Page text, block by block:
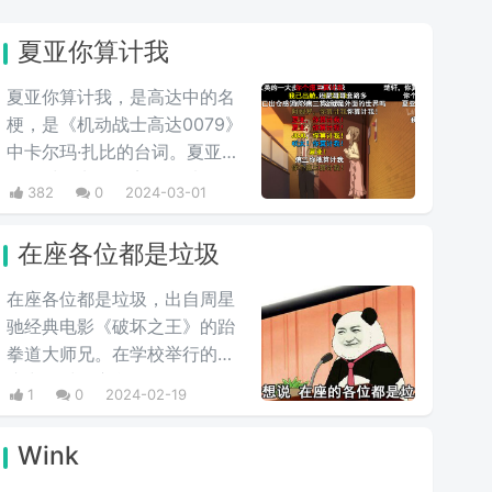
夏亚你算计我
夏亚你算计我，是高达中的名
梗，是《机动战士高达0079》
中卡尔玛·扎比的台词。夏亚平
日里对待卡尔玛完全是以友人
的关系相处，但是说到头卡尔
人，因此在夏亚的复仇计划
中，自然是盘算着何时送葬这
位“友人”，尽管夏亚也承认卡
尔玛作为友人不错，不过还是
用计谋误导他陷入被击落的境
地，并且大笑。
382 0 2024-03-01
在座各位都是垃圾
在座各位都是垃圾，出自周星
驰经典电影《破坏之王》的跆
拳道大师兄。在学校举行的会
议中，对在座所有人说：不
要...不要误会，我不是针对
圾。
1 0 2024-02-19
Wink